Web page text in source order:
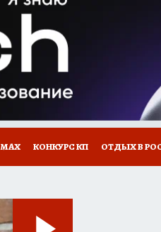
МАХ КОНКУРС КП ОТДЫХ В